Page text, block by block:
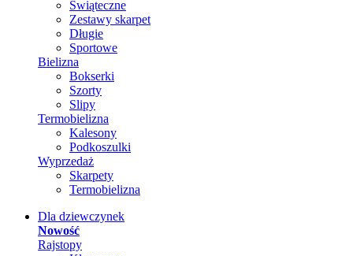
Świąteczne
Zestawy skarpet
Długie
Sportowe
Bielizna
Bokserki
Szorty
Slipy
Termobielizna
Kalesony
Podkoszulki
Wyprzedaż
Skarpety
Termobielizna
Dla dziewczynek
Nowość
Rajstopy